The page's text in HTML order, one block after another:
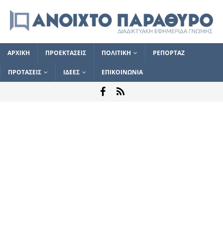
ΑΡΧΙΚΗ ΠΡΟΕΚΤΑΣΕΙΣ ΠΟΛΙΤΙΚΗ ΡΕΠΟΡΤΑΖ
ΠΡΟΤΑΣΕΙΣ ΙΔΕΕΣ ΕΠΙΚΟΙΝΩΝΙΑ